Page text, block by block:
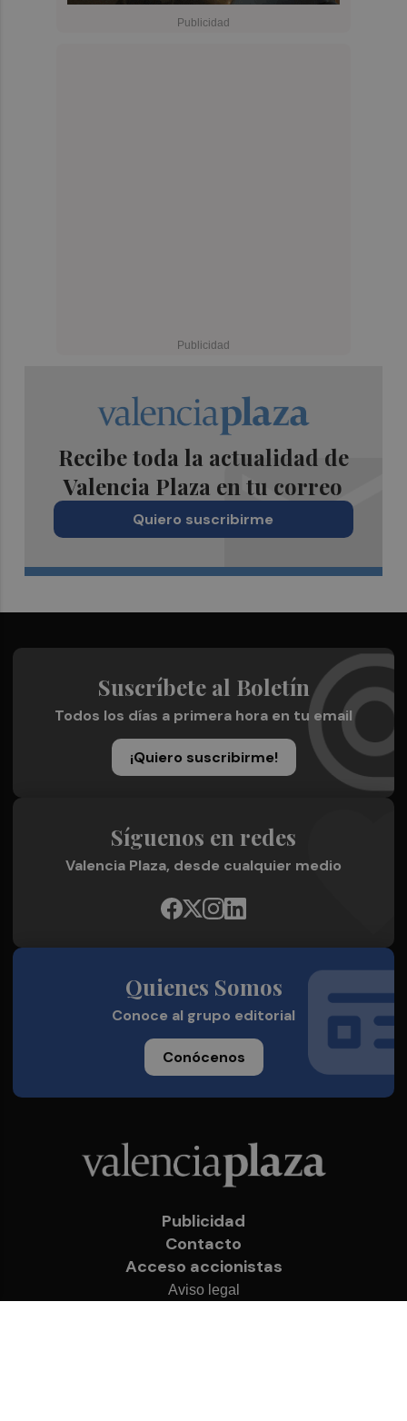
Recibe toda la actualidad de
Valencia Plaza en tu correo
Quiero suscribirme
Suscríbete al Boletín
Todos los días a primera hora en tu email
¡Quiero suscribirme!
Síguenos en redes
Valencia Plaza, desde cualquier medio
Quienes Somos
Conoce al grupo editorial
Conócenos
Publicidad
Contacto
Acceso accionistas
Aviso legal